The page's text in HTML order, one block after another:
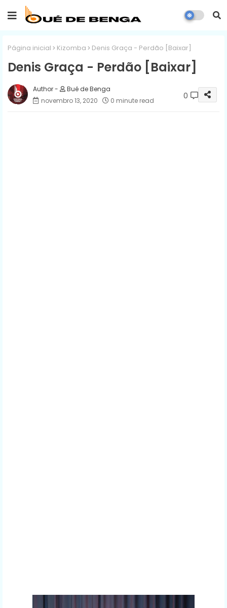
Página inicial Kizomba Denis Graça - Perdão [Baixar]
Denis Graça - Perdão [Baixar]
Bué de Benga
novembro 13, 2020
0 minute read 0